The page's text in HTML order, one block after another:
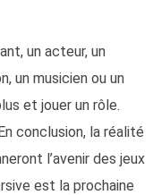
un acteur, un
un musicien ou un
et jouer un rôle.
conclusion, la réalité
l’avenir des jeux
est la prochaine